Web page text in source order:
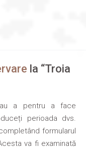
la “Troia
a pentru a face
perioada dvs.
formularul
va fi examinată